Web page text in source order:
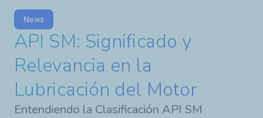
News
API SM: Significado y
Relevancia en la
Lubricación del Motor
Entendiendo la Clasificación API SM